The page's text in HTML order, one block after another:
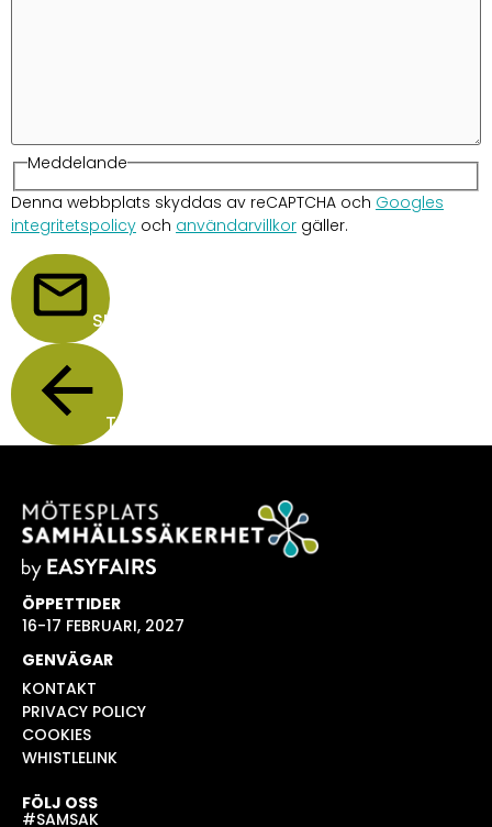
Meddelande
Denna webbplats skyddas av reCAPTCHA och Googles
integritetspolicy och användarvillkor gäller.
SKICKA
TILLBAKA
ÖPPETTIDER
16-17 FEBRUARI, 2027
GENVÄGAR
KONTAKT
PRIVACY POLICY
COOKIES
WHISTLELINK
FÖLJ OSS
#SAMSAK